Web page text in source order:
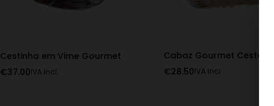
Cestinha em Vime Gourmet
€37.00IVA Incl.
Cabaz Gourmet Cesta
€28.50IVA Incl.